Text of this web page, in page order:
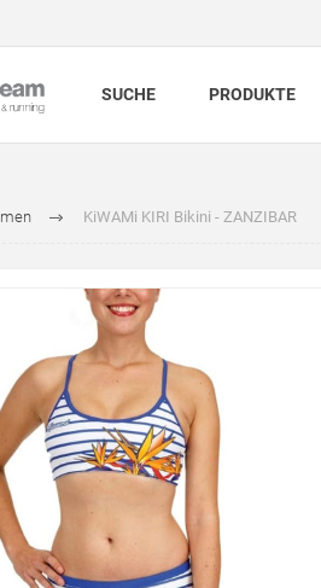
SUCHE PRODUKTE
KiWAMi KIRI Bikini - ZANZIBAR